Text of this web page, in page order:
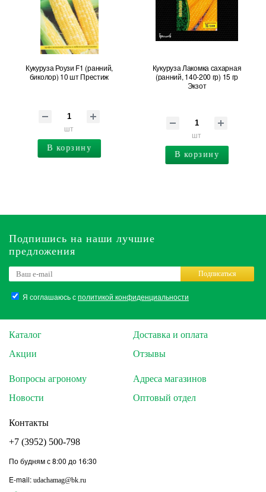
Кукуруза Роузи F1 (ранний,
биколор) 10 шт Престиж
шт
В корзину
Кукуруза Лакомка сахарная
(ранний, 140-200 гр) 15 гр
Экзот
шт
В корзину
Подпишись на наши лучшие
предложения
Я соглашаюсь сполитикой конфиденциальности
Подписаться
Каталог
Акции
Доставка и оплата
Отзывы
Вопросы агроному
Новости
Адреса магазинов
Оптовый отдел
Контакты
+7 (3952) 500-798
По будням с 8:00 до 16:30
E-mail: udachamag@bk.ru